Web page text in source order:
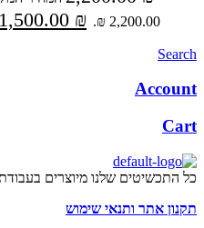
2,200.00 ₪.
1,500.00 ₪
Search
Account
Cart
כל התכשיטים שלנו מיוצרים בעבודת
תקנון אתר ותנאי שימוש